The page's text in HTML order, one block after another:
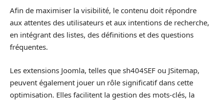
Afin de maximiser la visibilité, le contenu doit répondre
aux attentes des utilisateurs et aux intentions de recherche,
en intégrant des listes, des définitions et des questions
fréquentes.
Les extensions Joomla, telles que sh404SEF ou JSitemap,
peuvent également jouer un rôle significatif dans cette
optimisation. Elles facilitent la gestion des mots-clés, la